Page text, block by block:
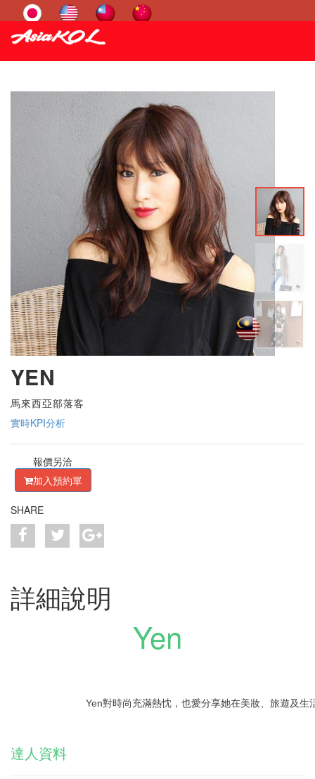
YEN
馬來西亞部落客
實時KPI分析
報價另洽
加入預約單
SHARE
詳細說明
Yen
Yen對時尚充滿熱忱，也愛分享她在美妝、旅遊及生
達人資料